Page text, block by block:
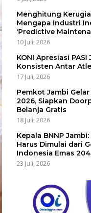
Menghitung
Mengapa Industri
‘Predictive
10 Juli, 2026
KONI Apresiasi
Konsisten Antar
17 Juli, 2026
Pemkot Jambi
2026, Siapkan
Belanja Gratis
18 Juli, 2026
Kepala BNNP
Harus Dimulai dari
Indonesia Emas
23 Juli, 2026